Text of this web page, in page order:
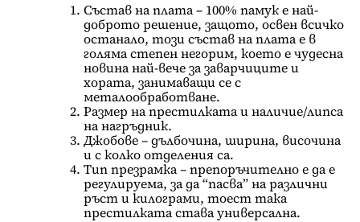
Състав на плата – 100% памук е най-
доброто решение, защото, освен всичко
останало, този състав на плата е в
голяма степен негорим, което е чудесна
новина най-вече за заварчиците и
хората, занимаващи се с
металообработване.
Размер на престилката и наличие/липса
на нагръдник.
Джобове – дълбочина, ширина, височина
и с колко отделения са.
Тип презрамка – препоръчително е да е
регулируема, за да “пасва” на различни
ръст и килограми, тоест така
престилката става универсална.